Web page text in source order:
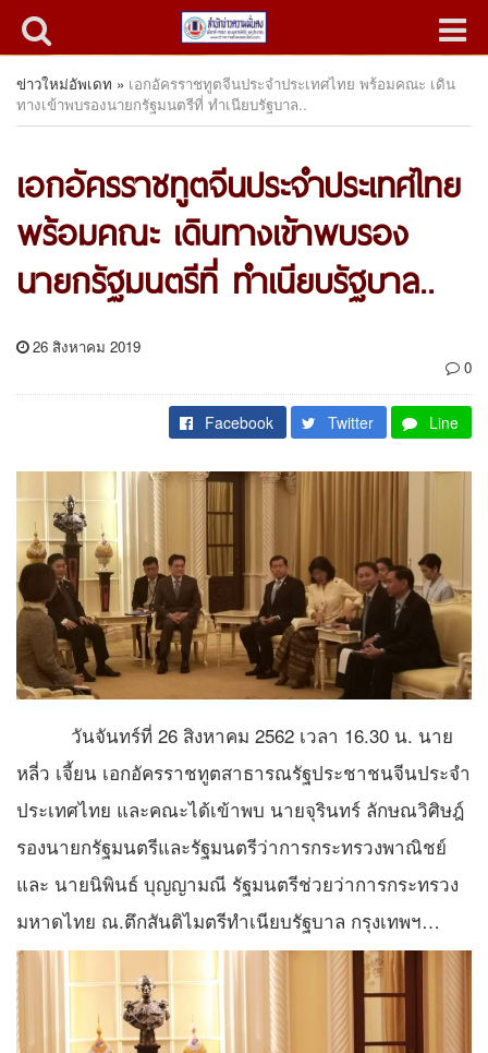
ข่าวใหม่อัพเดท » เอกอัครราชทูตจีนประจำประเทศไทย พร้อมคณะ เดิน
ทางเข้าพบรองนายกรัฐมนตรีที่ ทำเนียบรัฐบาล​..
เอกอัครราชทูตจีนประจำประเทศไทย
พร้อมคณะ เดินทางเข้าพบรอง
นายกรัฐมนตรีที่ ทำเนียบรัฐบาล​..
26 สิงหาคม 2019
0
Facebook Twitter Line
วันจั​นทร์​ที่ 26 สิงหาคม 2562 เวลา 16.30 น. นาย
หลี่ว เจี้ยน เอกอัครราชทูตสาธารณรัฐประชาชนจีนประจำ
ประเทศไทย และคณะได้เข้าพบ นายจุรินทร์ ลักษณวิศิษฎ์
รองนายกรัฐมนตรีและรัฐมนตรีว่าการกระทรวงพาณิชย์
และ นายนิพินธ์ บุญญามณี รัฐมนตรีช่วยว่าการกระทรวง
มหาดไทย ณ.ตึกสันติไมตรีทำเนียบรัฐบาล​ กรุงเทพ​ฯ…